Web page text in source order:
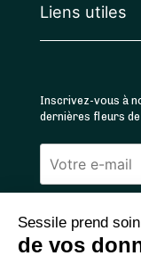
Sessile prend soin
de vos
Liens utiles
Inscrivez-vous à
dernières fleurs
Veuillez
ce
champ
4.4 /5 ⭐